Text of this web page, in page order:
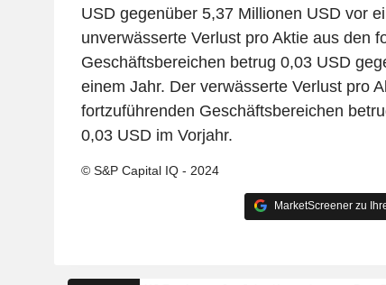
USD gegenüber 5,37 Millionen USD vor
unverwässerte Verlust pro Aktie aus den
Geschäftsbereichen betrug 0,03 USD
einem Jahr. Der verwässerte Verlust pro
fortzuführenden Geschäftsbereichen
0,03 USD im Vorjahr.
© S&P Capital IQ - 2024
MarketScreener zu